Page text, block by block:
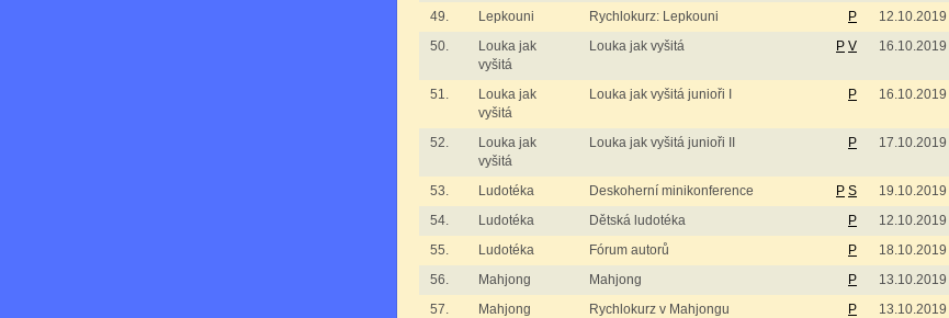
49.
Lepkouni Rychlokurz: Lepkouni P 12.10.2019
50.
Louka jak
vyšitá
Louka jak vyšitá P V 16.10.2019
51.
Louka jak
vyšitá
Louka jak vyšitá junioři I P 16.10.2019
52.
Louka jak
vyšitá
Louka jak vyšitá junioři II P 17.10.2019
53. Ludotéka Deskoherní minikonference P S 19.10.2019
54.
Ludotéka Dětská ludotéka P 12.10.2019
55.
Ludotéka Fórum autorů P 18.10.2019
56.
Mahjong Mahjong P 13.10.2019
57.
Mahjong Rychlokurz v Mahjongu P 13.10.2019